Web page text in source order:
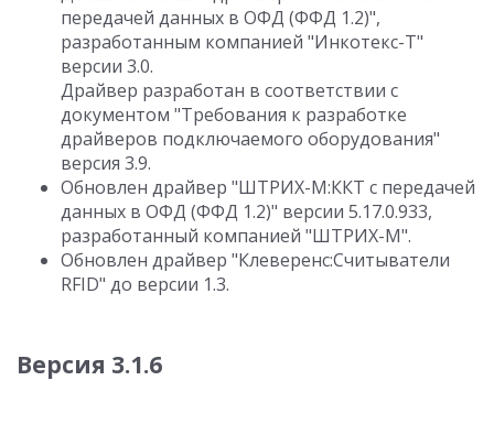
передачей данных в ОФД (ФФД 1.2)",
разработанным компанией "Инкотекс-Т"
версии 3.0.
Драйвер разработан в соответствии с
документом "Требования к разработке
драйверов подключаемого оборудования"
версия 3.9.
Обновлен драйвер "ШТРИХ-М:ККТ с передачей
данных в ОФД (ФФД 1.2)" версии 5.17.0.933,
разработанный компанией "ШТРИХ-М".
Обновлен драйвер "Клеверенс:Считыватели
RFID" до версии 1.3.
Версия 3.1.6